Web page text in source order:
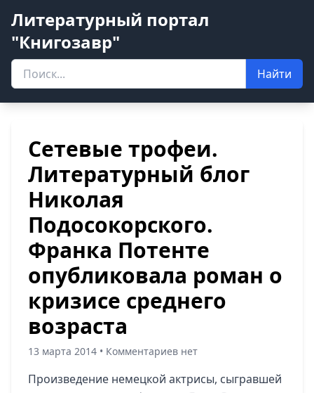
Литературный портал
"Книгозавр"
Найти
Сетевые трофеи.
Литературный блог
Николая
Подосокорского.
Франка Потенте
опубликовала роман о
кризисе среднего
возраста
13 марта 2014 • Комментариев нет
Произведение немецкой актрисы, сыгравшей